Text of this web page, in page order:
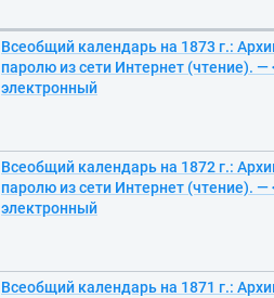
Всеобщий календарь на 1873 г.:
паролю из сети Интернет (чтение).
электронный
Всеобщий календарь на 1872 г.:
паролю из сети Интернет (чтение).
электронный
Всеобщий календарь на 1871 г.: